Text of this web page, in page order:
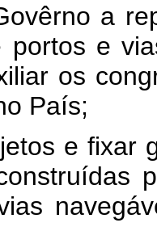
a
portos e
os
País;
e fixar